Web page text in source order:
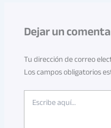
Dejar un
Tu dirección de correo
Los campos obligatorios
Escribe
aquí...